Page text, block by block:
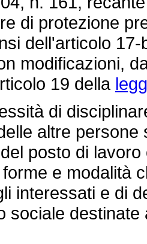
di protezione
dell'articolo
modificazioni,
19 della
di
altre
posto di
e modalità
interessati e di
sociale